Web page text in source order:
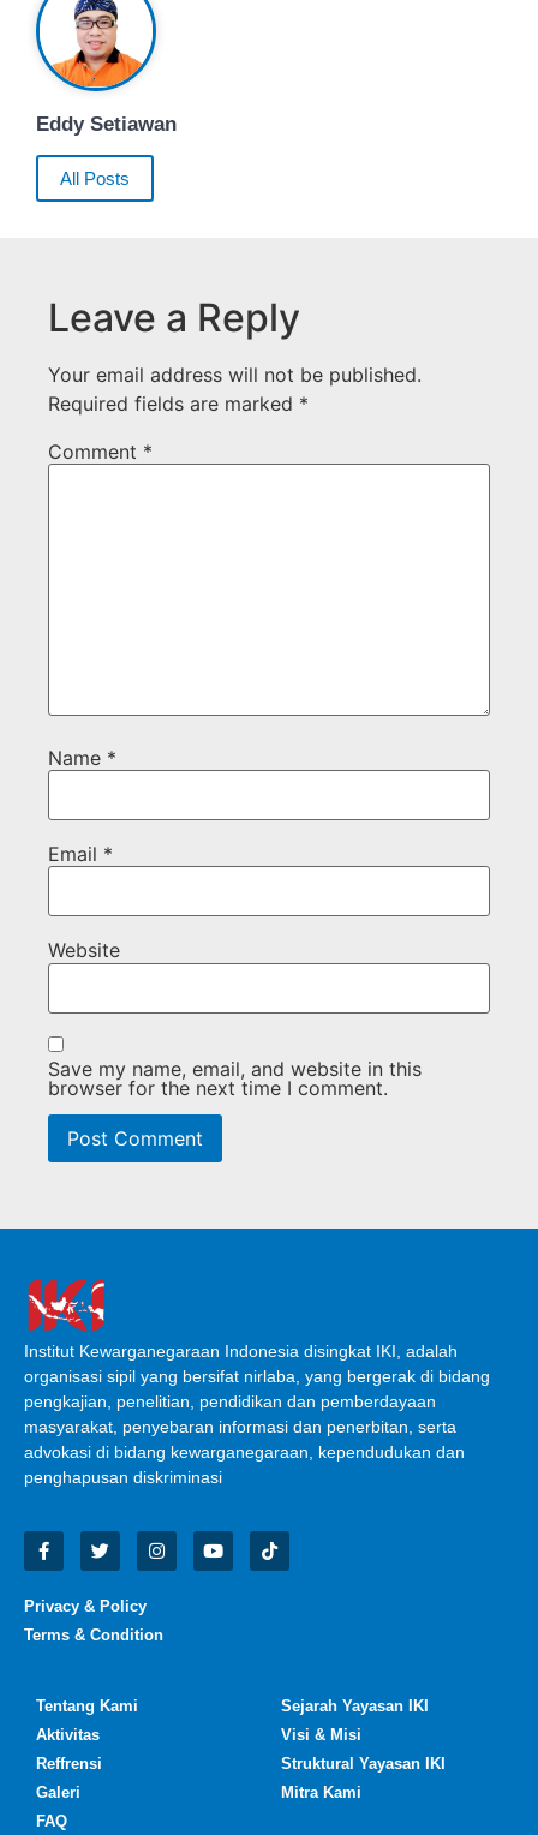
Eddy Setiawan
All Posts
Leave a Reply
Your email address will not be published.
Required fields are marked *
Comment *
Name *
Email *
Website
Save my name, email, and website in this
browser for the next time I comment.
Institut Kewarganegaraan Indonesia disingkat IKI, adalah
organisasi sipil yang bersifat nirlaba, yang bergerak di bidang
pengkajian, penelitian, pendidikan dan pemberdayaan
masyarakat, penyebaran informasi dan penerbitan, serta
advokasi di bidang kewarganegaraan, kependudukan dan
penghapusan diskriminasi
Privacy & Policy
Terms & Condition
Tentang Kami
Aktivitas
Reffrensi
Galeri
FAQ
Sejarah Yayasan IKI
Visi & Misi
Struktural Yayasan IKI
Mitra Kami